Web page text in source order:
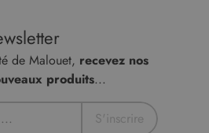
de Malouet, recevez nos
produits...
S'inscrire